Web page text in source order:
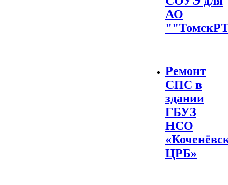
АО
Ремонт
СПС в
здании
ГБУЗ
НСО
ЦРБ»